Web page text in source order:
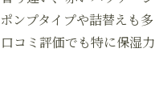
ンプタイプや詰替えも
コミ評価でも特に保湿